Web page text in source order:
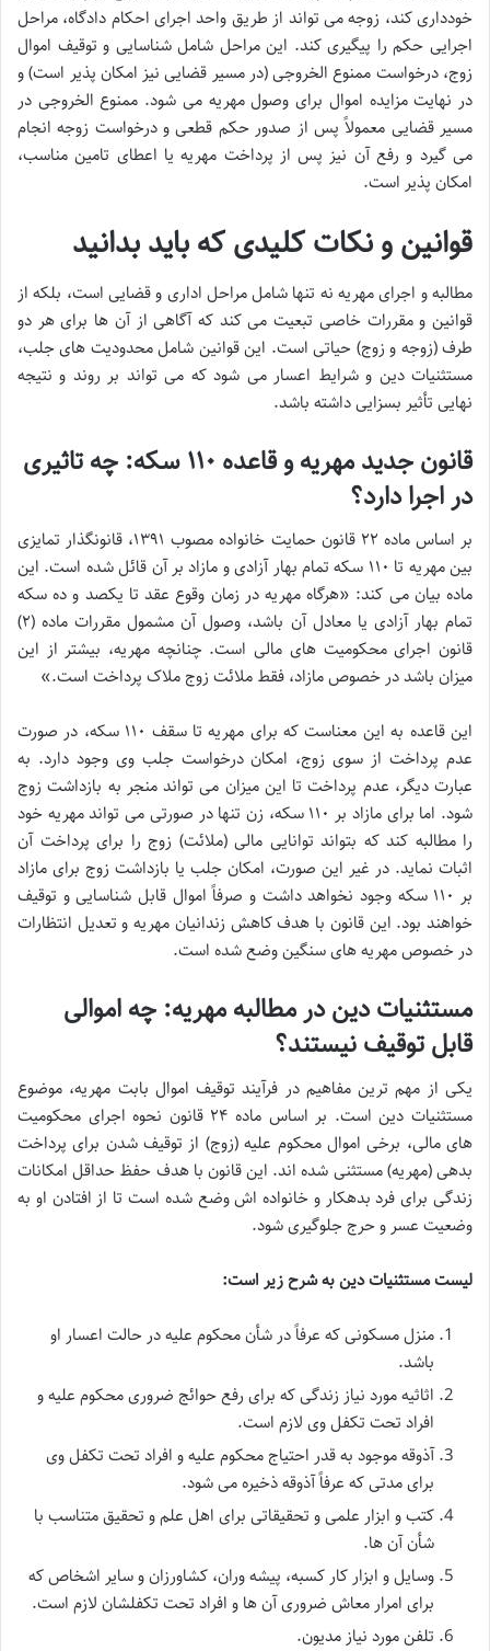
خودداری کند، زوجه می تواند از طریق واحد اجرای احکام دادگاه، مراحل
اجرایی حکم را پیگیری کند. این مراحل شامل شناسایی و توقیف اموال
زوج، درخواست ممنوع الخروجی (در مسیر قضایی نیز امکان پذیر است) و
در نهایت مزایده اموال برای وصول مهریه می شود. ممنوع الخروجی در
مسیر قضایی معمولاً پس از صدور حکم قطعی و درخواست زوجه انجام
می گیرد و رفع آن نیز پس از پرداخت مهریه یا اعطای تامین مناسب،
امکان پذیر است.
قوانین و نکات کلیدی که باید بدانید
مطالبه و اجرای مهریه نه تنها شامل مراحل اداری و قضایی است، بلکه از
قوانین و مقررات خاصی تبعیت می کند که آگاهی از آن ها برای هر دو
طرف (زوجه و زوج) حیاتی است. این قوانین شامل محدودیت های جلب،
مستثنیات دین و شرایط اعسار می شود که می تواند بر روند و نتیجه
نهایی تأثیر بسزایی داشته باشد.
قانون جدید مهریه و قاعده ۱۱۰ سکه: چه تاثیری
در اجرا دارد؟
بر اساس ماده ۲۲ قانون حمایت خانواده مصوب ۱۳۹۱، قانونگذار تمایزی
بین مهریه تا ۱۱۰ سکه تمام بهار آزادی و مازاد بر آن قائل شده است. این
ماده بیان می کند: «هرگاه مهریه در زمان وقوع عقد تا یکصد و ده سکه
تمام بهار آزادی یا معادل آن باشد، وصول آن مشمول مقررات ماده (۲)
قانون اجرای محکومیت های مالی است. چنانچه مهریه، بیشتر از این
میزان باشد در خصوص مازاد، فقط ملائت زوج ملاک پرداخت است.»
این قاعده به این معناست که برای مهریه تا سقف ۱۱۰ سکه، در صورت
عدم پرداخت از سوی زوج، امکان درخواست جلب وی وجود دارد. به
عبارت دیگر، عدم پرداخت تا این میزان می تواند منجر به بازداشت زوج
شود. اما برای مازاد بر ۱۱۰ سکه، زن تنها در صورتی می تواند مهریه خود
را مطالبه کند که بتواند توانایی مالی (ملائت) زوج را برای پرداخت آن
اثبات نماید. در غیر این صورت، امکان جلب یا بازداشت زوج برای مازاد
بر ۱۱۰ سکه وجود نخواهد داشت و صرفاً اموال قابل شناسایی و توقیف
خواهند بود. این قانون با هدف کاهش زندانیان مهریه و تعدیل انتظارات
در خصوص مهریه های سنگین وضع شده است.
مستثنیات دین در مطالبه مهریه: چه اموالی
قابل توقیف نیستند؟
یکی از مهم ترین مفاهیم در فرآیند توقیف اموال بابت مهریه، موضوع
مستثنیات دین است. بر اساس ماده ۲۴ قانون نحوه اجرای محکومیت
های مالی، برخی اموال محکوم علیه (زوج) از توقیف شدن برای پرداخت
بدهی (مهریه) مستثنی شده اند. این قانون با هدف حفظ حداقل امکانات
زندگی برای فرد بدهکار و خانواده اش وضع شده است تا از افتادن او به
وضعیت عسر و حرج جلوگیری شود.
لیست مستثنیات دین به شرح زیر است:
منزل مسکونی که عرفاً در شأن محکوم علیه در حالت اعسار او
باشد.
اثاثیه مورد نیاز زندگی که برای رفع حوائج ضروری محکوم علیه و
افراد تحت تکفل وی لازم است.
آذوقه موجود به قدر احتیاج محکوم علیه و افراد تحت تکفل وی
برای مدتی که عرفاً آذوقه ذخیره می شود.
کتب و ابزار علمی و تحقیقاتی برای اهل علم و تحقیق متناسب با
شأن آن ها.
وسایل و ابزار کار کسبه، پیشه وران، کشاورزان و سایر اشخاص که
برای امرار معاش ضروری آن ها و افراد تحت تکفلشان لازم است.
تلفن مورد نیاز مدیون.